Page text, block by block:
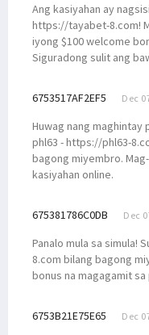
Ang kasiyahan ay
https://tayabet-8.com!
iyong $100 welcome
Siguradong sulit ang
6753517AF2EF5 Dec
Huwag nang maghintay
phl63 - https://phl63-
bagong miyembro.
kasiyahan online.
675381786C0DB Dec
Panalo mula sa simula!
8.com bilang bagong
bonus na magagamit
6753B21E75E65 Dec